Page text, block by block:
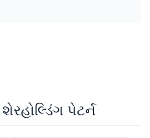
પેટર્ન